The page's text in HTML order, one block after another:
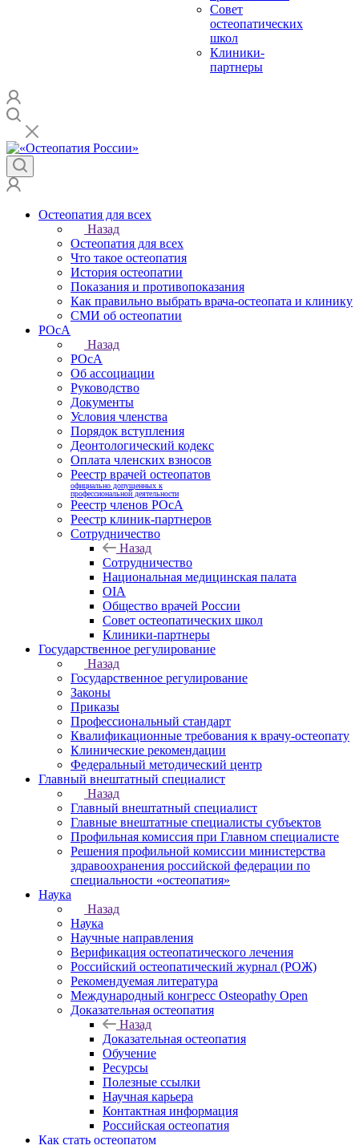
Совет
остеопатических
школ
Клиники-
партнеры
Остеопатия для всех
Назад
Остеопатия для всех
Что такое остеопатия
История остеопатии
Показания и противопоказания
Как правильно выбрать врача-остеопата и клинику
СМИ об остеопатии
РОсА
Назад
РОсА
Об ассоциации
Руководство
Документы
Условия членства
Порядок вступления
Деонтологический кодекс
Оплата членских взносов
Реестр врачей остеопатов
официально допущенных к
профессиональной деятельности
Реестр членов РОсА
Реестр клиник-партнеров
Сотрудничество
Назад
Сотрудничество
Национальная медицинская палата
OIA
Общество врачей России
Совет остеопатических школ
Клиники-партнеры
Государственное регулирование
Назад
Государственное регулирование
Законы
Приказы
Профессиональный стандарт
Квалификационные требования к врачу-остеопату
Клинические рекомендации
Федеральный методический центр
Главный внештатный специалист
Назад
Главный внештатный специалист
Главные внештатные специалисты субъектов
Профильная комиссия при Главном специалисте
Решения профильной комиссии министерства
здравоохранения российской федерации по
специальности «остеопатия»
Наука
Назад
Наука
Научные направления
Верификация остеопатического лечения
Российский остеопатический журнал (РОЖ)
Рекомендуемая литература
Международный конгресс Osteopathy Open
Доказательная остеопатия
Назад
Доказательная остеопатия
Обучение
Ресурсы
Полезные ссылки
Научная карьера
Контактная информация
Российская остеопатия
Как стать остеопатом